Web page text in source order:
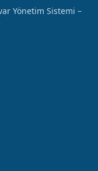
Yönetim Sistemi –